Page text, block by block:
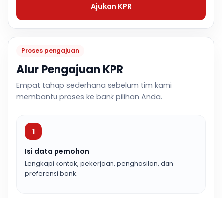
Proses pengajuan
Alur Pengajuan KPR
Empat tahap sederhana sebelum tim kami
membantu proses ke bank pilihan Anda.
1
Isi data pemohon
Lengkapi kontak, pekerjaan, penghasilan, dan
preferensi bank.
Ajukan KPR